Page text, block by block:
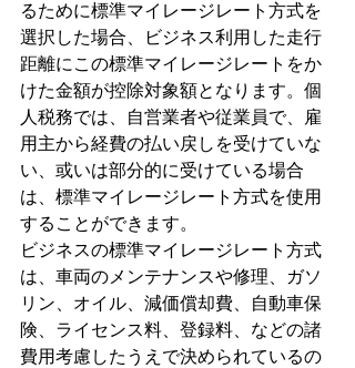
るために標準マイレージレート方式を
選択した場合、ビジネス利用した走行
距離にこの標準マイレージレートをか
けた金額が控除対象額となります。個
人税務では、自営業者や従業員で、雇
用主から経費の払い戻しを受けていな
い、或いは部分的に受けている場合
は、標準マイレージレート方式を使用
することができます。
ビジネスの標準マイレージレート方式
は、車両のメンテナンスや修理、ガソ
リン、オイル、減価償却費、自動車保
険、ライセンス料、登録料、などの諸
費用考慮したうえで決められているの